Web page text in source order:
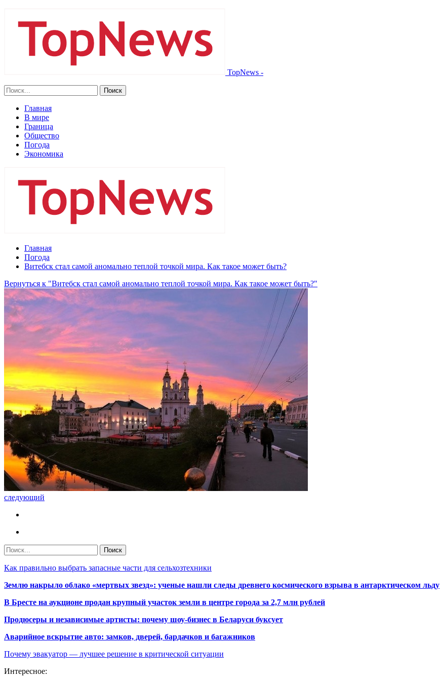
TopNews -
Главная
В мире
Граница
Общество
Погода
Экономика
Главная
Погода
Витебск стал самой аномально теплой точкой мира. Как такое может быть?
Вернуться к "Витебск стал самой аномально теплой точкой мира. Как такое может быть?"
следующий
Как правильно выбрать запасные части для сельхозтехники
Землю накрыло облако «мертвых звезд»: ученые нашли следы древнего космического взрыва в антарктическом льду
В Бресте на аукционе продан крупный участок земли в центре города за 2,7 млн рублей
Продюсеры и независимые артисты: почему шоу-бизнес в Беларуси буксует
Аварийное вскрытие авто: замков, дверей, бардачков и багажников
Почему эвакуатор — лучшее решение в критической ситуации
Интересное: